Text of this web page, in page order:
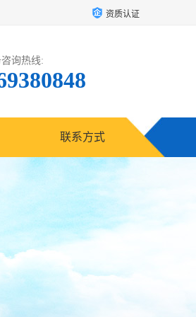
资质认证
询热线:
联系方式